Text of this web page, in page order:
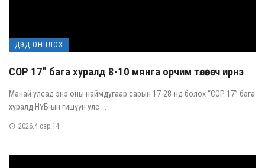
ДЭД ОНЦЛОХ
COP 17” бага хуралд 8-10 мянга орчим төлөөлөгч ирнэ
Манай улсад энэ оны наймдугаар сарын 17-28-нд болох “COP 17” бага
хуралд НҮБ-ын гишүүн улс ...
2026.4 сар.14